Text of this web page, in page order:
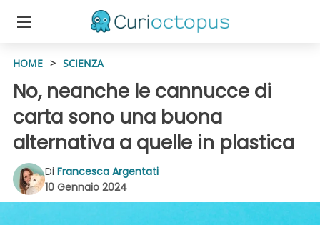
HOME > SCIENZA
No, neanche le cannucce di
carta sono una buona
alternativa a quelle in plastica
Di Francesca Argentati
10 Gennaio 2024